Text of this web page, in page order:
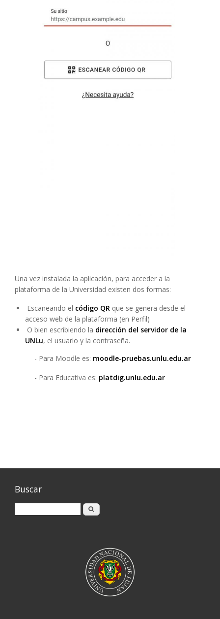
Una vez instalada la aplicación, para acceder a la
plataforma de la Universidad existen dos formas:
Escaneando el código QR que se genera desde el
acceso web de la plataforma (en Perfil)
O bien escribiendo la dirección del servidor de la
UNLu, el usuario y la contraseña.
- Para Moodle es: moodle-pruebas.unlu.edu.ar
- Para Educativa es: platdig.unlu.edu.ar
Buscar
Buscar